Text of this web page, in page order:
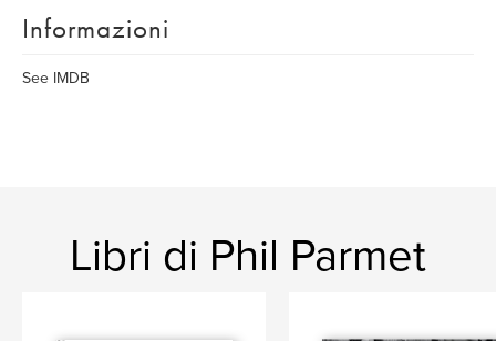
Informazioni
See IMDB
Libri di Phil Parmet